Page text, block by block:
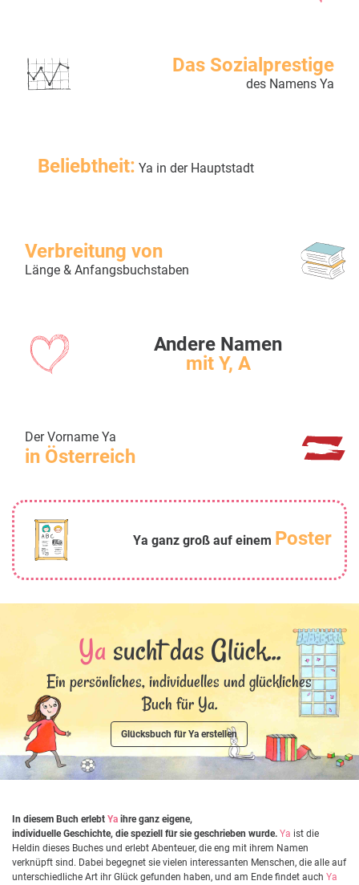
Das Sozialprestige
des Namens Ya
Beliebtheit: Ya in der Hauptstadt
Verbreitung von
Länge & Anfangsbuchstaben
Andere Namen
mit Y, A
Der Vorname Ya
in Österreich
Ya ganz groß auf einem Poster
Ya sucht das Glück...
Ein persönliches, individuelles und glückliches
Buch für Ya.
Glücksbuch für Ya erstellen
In diesem Buch erlebt Ya ihre ganz eigene,
individuelle Geschichte, die speziell für sie geschrieben wurde. Ya ist die
Heldin dieses Buches und erlebt Abenteuer, die eng mit ihrem Namen
verknüpft sind. Dabei begegnet sie vielen interessanten Menschen, die alle auf
unterschiedliche Art ihr Glück gefunden haben, und am Ende findet auch Ya